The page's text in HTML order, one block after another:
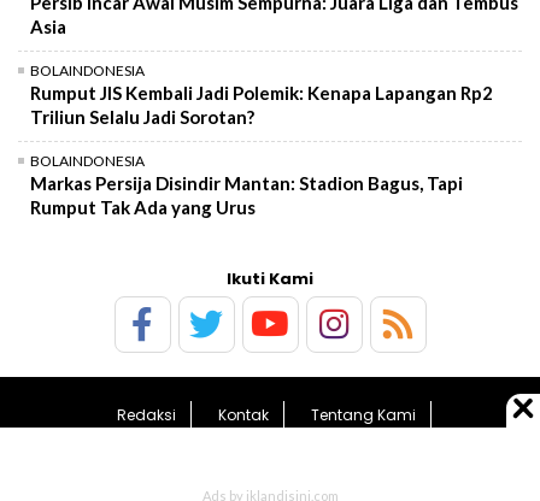
Asia
BOLAINDONESIA
Rumput JIS Kembali Jadi Polemik: Kenapa Lapangan Rp2
Triliun Selalu Jadi Sorotan?
BOLAINDONESIA
Markas Persija Disindir Mantan: Stadion Bagus, Tapi
Rumput Tak Ada yang Urus
Ikuti Kami
Redaksi Kontak
Tentang Kami